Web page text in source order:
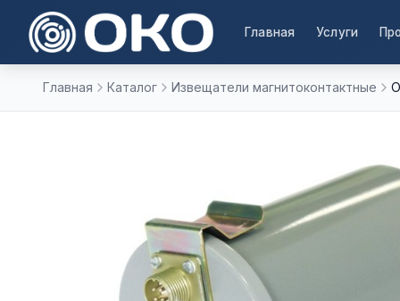
Главная Услуги
Главная Каталог Извещатели магнитоконтактные